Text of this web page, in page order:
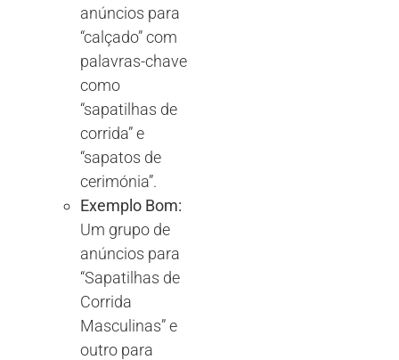
anúncios para
“calçado” com
palavras-chave
como
“sapatilhas de
corrida” e
“sapatos de
cerimónia”.
Exemplo Bom:
Um grupo de
anúncios para
“Sapatilhas de
Corrida
Masculinas” e
outro para